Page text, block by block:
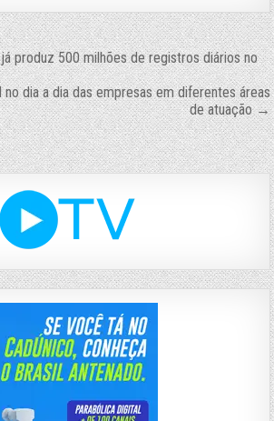
produz 500 milhões de registros diários no
dia a dia das empresas em diferentes áreas
de atuação →